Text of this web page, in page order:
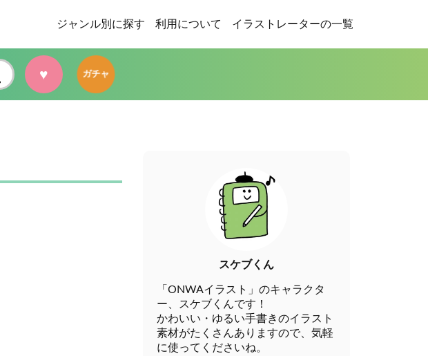
ジャンル別に探す 利用について イラストレーターの一覧
♥ ガチャ
スケブくん
「ONWAイラスト」のキャラクタ
ー、スケブくんです！
かわいい・ゆるい手書きのイラスト
素材がたくさんありますので、気軽
に使ってくださいね。